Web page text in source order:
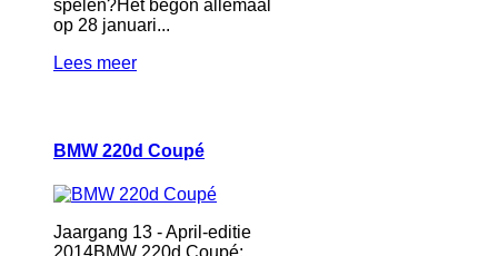
spelen?Het begon allemaal
op 28 januari...
Lees meer
BMW 220d Coupé
Jaargang 13 - April-editie